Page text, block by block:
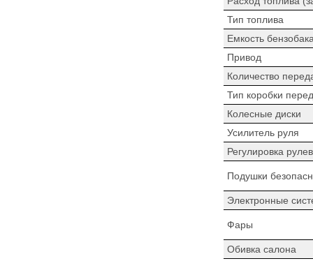
Тип топлива
Емкость
Привод
Количество
Тип коробки
Колесные диски
Усилитель руля
Регулировка
Подушки
Электронные
Фары
Обивка салона